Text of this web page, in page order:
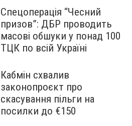
Спецоперація “Чесний
призов”: ДБР проводить
масові обшуки у понад 100
ТЦК по всій Україні
Кабмін схвалив
законопроєкт про
скасування пільги на
посилки до €150